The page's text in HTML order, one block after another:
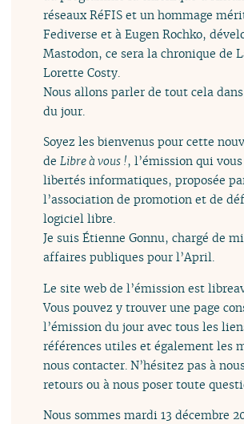
réseaux RéFIS et un hommage
Fediverse et à Eugen Rochko,
Mastodon, ce sera la chronique de
Lorette Costy.
Nous allons parler de tout cela
du jour.
Soyez les bienvenus pour cette
deLibre à vous !, l’émission qui
libertés informatiques, proposée
l’association de promotion et de
logiciel libre.
Je suis Étienne Gonnu, chargé de
affaires publiques pour l’April.
Le site web de l’émission est
Vous pouvez y trouver une page
l’émission du jour avec tous les
références utiles et également les
nous contacter. N’hésitez pas à
retours ou à nous poser toute
Nous sommes mardi 13 décembre